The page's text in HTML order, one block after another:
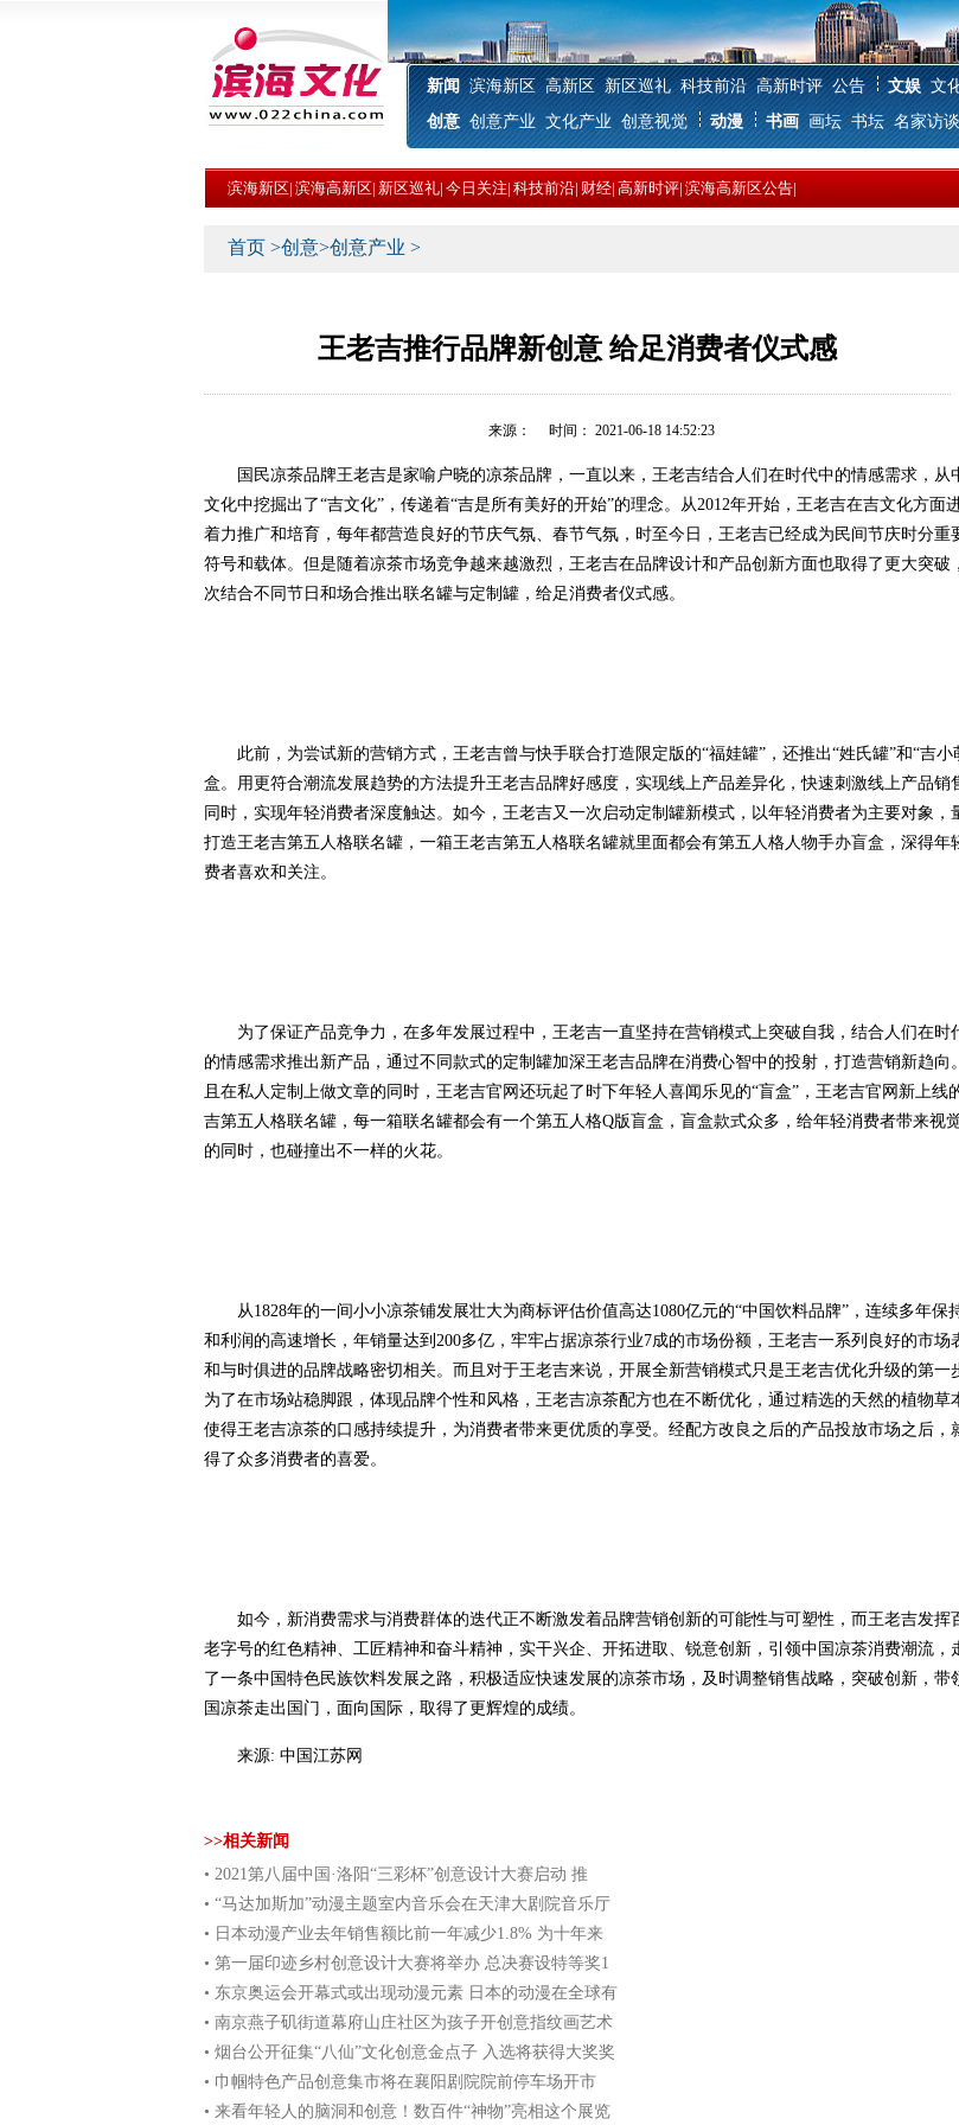
新闻 滨海新区 高新区 新区巡礼 科技前沿 高新时评 公告 文娱 文
创意 创意产业 文化产业 创意视觉 动漫 书画 画坛 书坛 名家访谈
滨海新区| 滨海高新区| 新区巡礼| 今日关注| 科技前沿| 财经| 高新时评| 滨海高新区公告|
首页 >创意>创意产业 >
王老吉推行品牌新创意 给足消费者仪式感
来源： 时间： 2021-06-18 14:52:23
国民凉茶品牌王老吉是家喻户晓的凉茶品牌，一直以来，王老吉结合人们在时代中的情感需求，从
文化中挖掘出了“吉文化”，传递着“吉是所有美好的开始”的理念。从2012年开始，王老吉在吉文化方面
着力推广和培育，每年都营造良好的节庆气氛、春节气氛，时至今日，王老吉已经成为民间节庆时分重
符号和载体。但是随着凉茶市场竞争越来越激烈，王老吉在品牌设计和产品创新方面也取得了更大突破
次结合不同节日和场合推出联名罐与定制罐，给足消费者仪式感。
此前，为尝试新的营销方式，王老吉曾与快手联合打造限定版的“福娃罐”，还推出“姓氏罐”和“吉小
盒。用更符合潮流发展趋势的方法提升王老吉品牌好感度，实现线上产品差异化，快速刺激线上产品销
同时，实现年轻消费者深度触达。如今，王老吉又一次启动定制罐新模式，以年轻消费者为主要对象，
打造王老吉第五人格联名罐，一箱王老吉第五人格联名罐就里面都会有第五人格人物手办盲盒，深得年
费者喜欢和关注。
为了保证产品竞争力，在多年发展过程中，王老吉一直坚持在营销模式上突破自我，结合人们在时
的情感需求推出新产品，通过不同款式的定制罐加深王老吉品牌在消费心智中的投射，打造营销新趋向
且在私人定制上做文章的同时，王老吉官网还玩起了时下年轻人喜闻乐见的“盲盒”，王老吉官网新上线
吉第五人格联名罐，每一箱联名罐都会有一个第五人格Q版盲盒，盲盒款式众多，给年轻消费者带来视
的同时，也碰撞出不一样的火花。
从1828年的一间小小凉茶铺发展壮大为商标评估价值高达1080亿元的“中国饮料品牌”，连续多年保
和利润的高速增长，年销量达到200多亿，牢牢占据凉茶行业7成的市场份额，王老吉一系列良好的市场
和与时俱进的品牌战略密切相关。而且对于王老吉来说，开展全新营销模式只是王老吉优化升级的第一
为了在市场站稳脚跟，体现品牌个性和风格，王老吉凉茶配方也在不断优化，通过精选的天然的植物草
使得王老吉凉茶的口感持续提升，为消费者带来更优质的享受。经配方改良之后的产品投放市场之后，
得了众多消费者的喜爱。
如今，新消费需求与消费群体的迭代正不断激发着品牌营销创新的可能性与可塑性，而王老吉发挥
老字号的红色精神、工匠精神和奋斗精神，实干兴企、开拓进取、锐意创新，引领中国凉茶消费潮流，
了一条中国特色民族饮料发展之路，积极适应快速发展的凉茶市场，及时调整销售战略，突破创新，带
国凉茶走出国门，面向国际，取得了更辉煌的成绩。
来源: 中国江苏网
>>相关新闻
• 2021第八届中国·洛阳“三彩杯”创意设计大赛启动 推
动“文旅文创成支柱”
• “马达加斯加”动漫主题室内音乐会在天津大剧院音乐厅
上演
• 日本动漫产业去年销售额比前一年减少1.8% 为十年来
首次下降
• 第一届印迹乡村创意设计大赛将举办 总决赛设特等奖1
个
• 东京奥运会开幕式或出现动漫元素 日本的动漫在全球有
很高认知度
• 南京燕子矶街道幕府山庄社区为孩子开创意指纹画艺术
课
• 烟台公开征集“八仙”文化创意金点子 入选将获得大奖奖
励
• 巾帼特色产品创意集市将在襄阳剧院院前停车场开市
• 来看年轻人的脑洞和创意！数百件“神物”亮相这个展览